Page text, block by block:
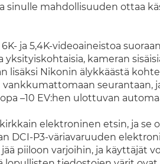
sinulle mahdollisuuden ottaa
ja 5,4K-videoaineistoa
kameran
lisäksi Nikonin älykkäästä
seurantaan,
–10 EV:hen ulottuvan
elektroninen etsin, ja
DCI-P3-väriavaruuden
piiloon varjoihin, ja käyttäjät